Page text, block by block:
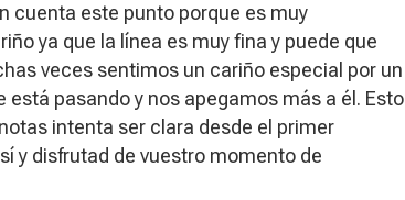
cuenta este punto porque es muy
ya que la línea es muy fina y puede que
veces sentimos un cariño especial por un
pasando y nos apegamos más a él. Esto
intenta ser clara desde el primer
y disfrutad de vuestro momento de